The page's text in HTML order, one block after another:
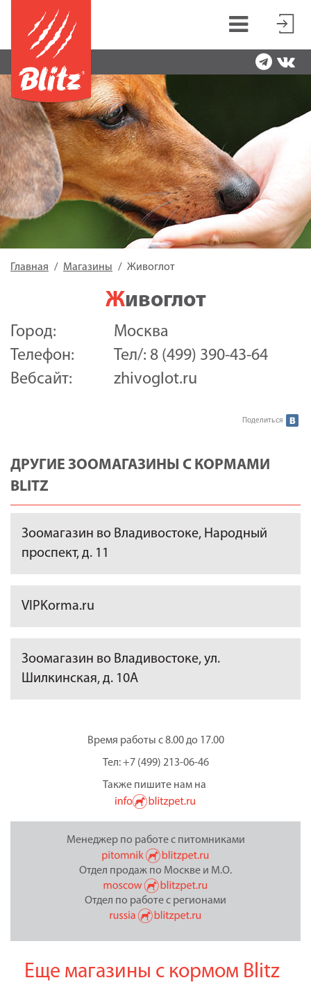
Главная Магазины Живоглот
Живоглот
Город:
Москва
Телефон:
Тел/: 8 (499) 390-43-64
Вебсайт:
zhivoglot.ru
Поделиться
ДРУГИЕ ЗООМАГАЗИНЫ С КОРМАМИ
BLITZ
Зоомагазин во Владивостоке, Народный
проспект, д. 11
VIPKorma.ru
Зоомагазин во Владивостоке, ул.
Шилкинская, д. 10А
Время работы с 8.00 до 17.00
Тел: +7 (499) 213-06-46
Также пишите нам на
Менеджер по работе с питомниками
Отдел продаж по Москве и М.О.
Отдел по работе с регионами
Еще магазины с кормом Blitz